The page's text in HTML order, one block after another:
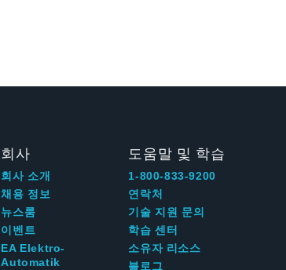
회사
회사 소개
채용 정보
뉴스룸
이벤트
EA Elektro-
Automatik
도움말 및 학습
1-800-833-9200
연락처
기술 지원 문의
학습 센터
소유자 리소스
블로그